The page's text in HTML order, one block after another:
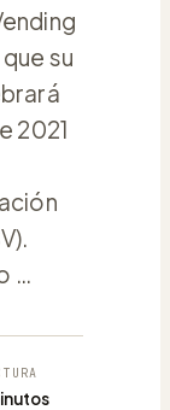
su
2021
…